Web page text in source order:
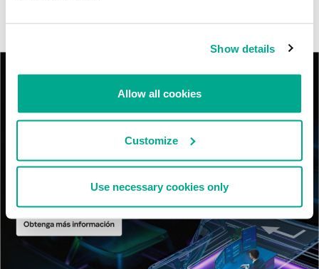
Show details
Allow all cookies
Customize
Use necessary cookies only